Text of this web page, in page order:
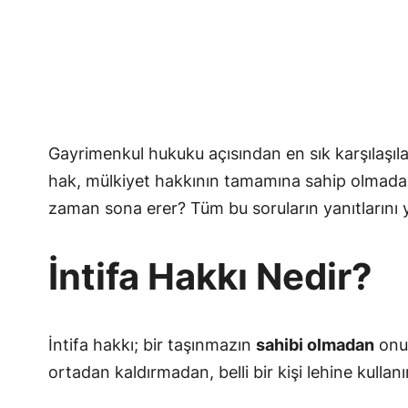
Gayrimenkul hukuku açısından en sık
hak, mülkiyet hakkının tamamına sahip
zaman sona erer? Tüm bu soruların yanıtlarını
İntifa Hakkı Nedir?
İntifa hakkı; bir taşınmazın sahibi olmadan
ortadan kaldırmadan, belli bir kişi lehine